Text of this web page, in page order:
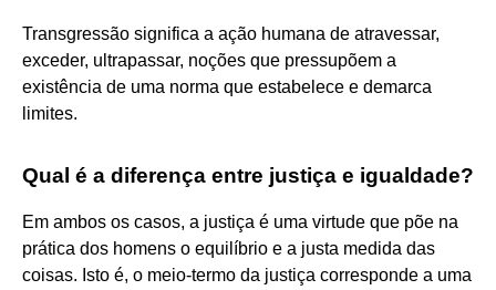
Transgressão significa a ação humana de atravessar,
exceder, ultrapassar, noções que pressupõem a
existência de uma norma que estabelece e demarca
limites.
Qual é a diferença entre justiça e igualdade?
Em ambos os casos, a justiça é uma virtude que põe na
prática dos homens o equilíbrio e a justa medida das
coisas. Isto é, o meio-termo da justiça corresponde a uma